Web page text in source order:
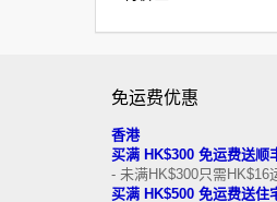
免运费优惠
香港
买满 HK$300 免运费送顺
- 未满HK$300只需HK$16
买满 HK$500 免运费送住